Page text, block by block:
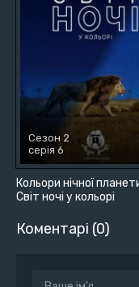
Кольори нічної
Світ ночі у кольорі
Сезон 2
серія 6
Коментарі (0)